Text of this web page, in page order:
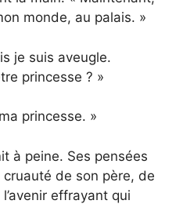
monde, au palais. »
je suis aveugle.
princesse ? »
princesse. »
à peine. Ses pensées
de son père, de
effrayant qui